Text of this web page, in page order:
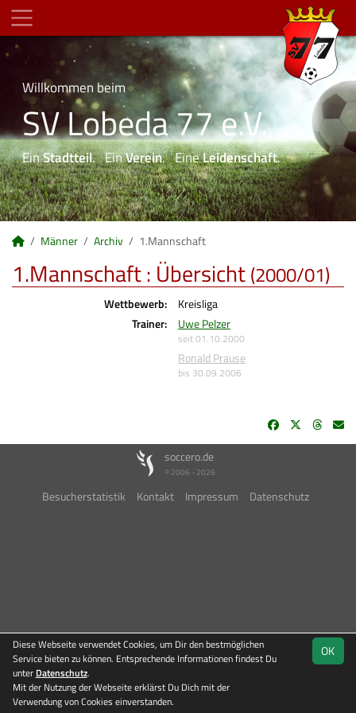
Willkommen beim
SV Lobeda 77 e.V.
EinStadtteil. EinVerein. EineLeidenschaft.
Männer Archiv 1.Mannschaft
Team
1.Mannschaft : Übersicht(2000/01)
Wettbewerb:
Kreisliga
Trainer:
Uwe Pelzer
seit 01.10.2000
Ronald Prause
bis 30.09.2006
soccero.de
© 2006 - 2026
Besucherstatistik Kontakt Impressum Datenschutz
OK
Diese Webseite verwendet Cookies, um Dir den bestmöglichen
Service bieten zu können. Entsprechende Informationen findest Du
unter Datenschutz.
Mit der Nutzung der Webseite erklärst Du Dich mit der
Verwendung von Cookies einverstanden.